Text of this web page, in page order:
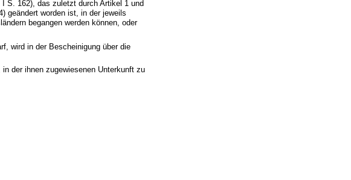
S. 162), das zuletzt durch Artikel 1 und
geändert worden ist, in der jeweils
begangen werden können, oder
wird in der Bescheinigung über die
der ihnen zugewiesenen Unterkunft zu